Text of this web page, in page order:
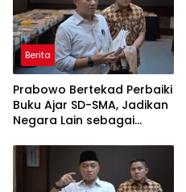
Berita
Prabowo Bertekad Perbaiki
Buku Ajar SD-SMA, Jadikan
Negara Lain sebagai